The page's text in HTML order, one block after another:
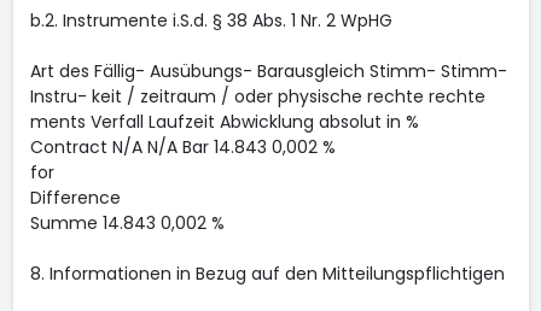
b.2. Instrumente i.S.d. § 38 Abs. 1 Nr. 2 WpHG
Art des Fällig- Ausübungs- Barausgleich Stimm- Stimm-
Instru- keit / zeitraum / oder physische rechte rechte
ments Verfall Laufzeit Abwicklung absolut in %
Contract N/A N/A Bar 14.843 0,002 %
for
Difference
Summe 14.843 0,002 %
8. Informationen in Bezug auf den Mitteilungspflichtigen